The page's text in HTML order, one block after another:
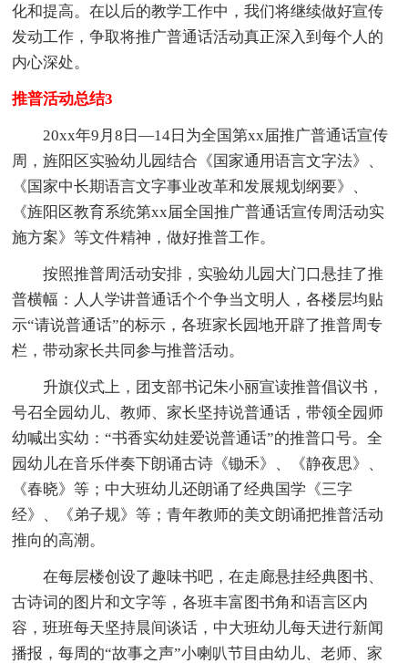
化和提高。在以后的教学工作中，我们将继续做好宣传
发动工作，争取将推广普通话活动真正深入到每个人的
内心深处。
推普活动总结3
20xx年9月8日—14日为全国第xx届推广普通话宣传
周，旌阳区实验幼儿园结合《国家通用语言文字法》、
《国家中长期语言文字事业改革和发展规划纲要》、
《旌阳区教育系统第xx届全国推广普通话宣传周活动实
施方案》等文件精神，做好推普工作。
按照推普周活动安排，实验幼儿园大门口悬挂了推
普横幅：人人学讲普通话个个争当文明人，各楼层均贴
示“请说普通话”的标示，各班家长园地开辟了推普周专
栏，带动家长共同参与推普活动。
升旗仪式上，团支部书记朱小丽宣读推普倡议书，
号召全园幼儿、教师、家长坚持说普通话，带领全园师
幼喊出实幼：“书香实幼娃爱说普通话”的推普口号。全
园幼儿在音乐伴奏下朗诵古诗《锄禾》、《静夜思》、
《春晓》等；中大班幼儿还朗诵了经典国学《三字
经》、《弟子规》等；青年教师的美文朗诵把推普活动
推向的高潮。
在每层楼创设了趣味书吧，在走廊悬挂经典图书、
古诗词的图片和文字等，各班丰富图书角和语言区内
容，班班每天坚持晨间谈话，中大班幼儿每天进行新闻
播报，每周的“故事之声”小喇叭节目由幼儿、老师、家